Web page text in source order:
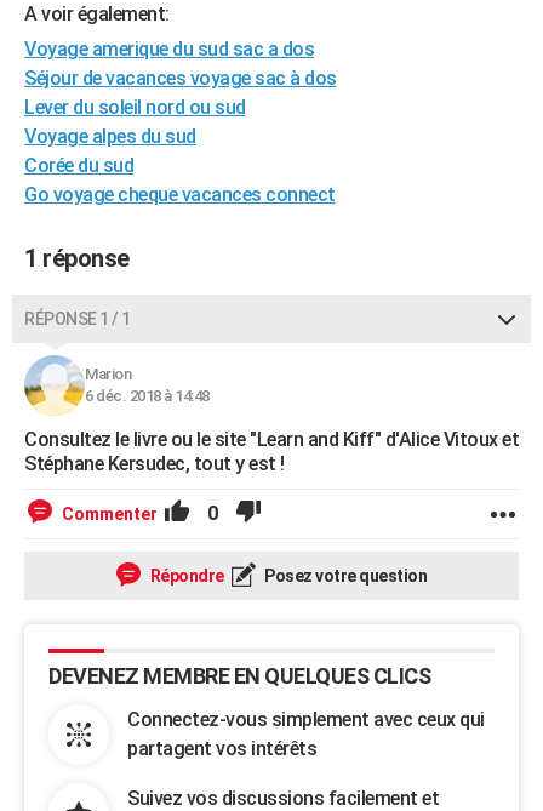
S'inscrire
Se connecter
Lycées
Collèges
Primaires
Universités
Entreprises
Service militaire
Avis de recherche
AVIS DE DÉCÈS
FORUM
Bricolage
Lifestyle
Culture
Sport
Auto
Television
Voyage
Cinema
A voir également:
Voyage amerique du sud sac a dos
Séjour de vacances voyage sac à dos
Lever du soleil nord ou sud
Voyage alpes du sud
Corée du sud
Go voyage cheque vacances connect
1 réponse
RÉPONSE 1 / 1
Marion
6 déc. 2018 à 14:48
Consultez le livre ou le site "Learn and Kiff" d'Alice Vitoux et
Stéphane Kersudec, tout y est !
Commenter 0
Répondre Posez votre question
DEVENEZ MEMBRE EN QUELQUES CLICS
Connectez-vous simplement avec ceux qui
partagent vos intérêts
Suivez vos discussions facilement et